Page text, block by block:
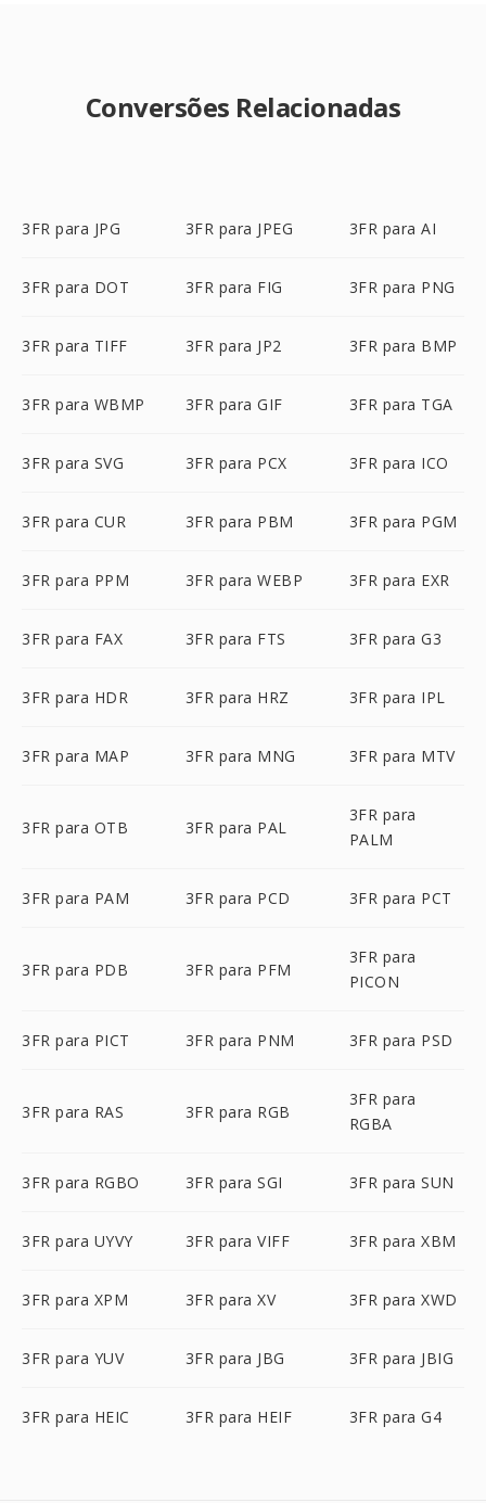
Conversões Relacionadas
3FR para JPG 3FR para JPEG 3FR para AI
3FR para DOT 3FR para FIG 3FR para PNG
3FR para TIFF 3FR para JP2 3FR para BMP
3FR para WBMP 3FR para GIF 3FR para TGA
3FR para SVG 3FR para PCX 3FR para ICO
3FR para CUR 3FR para PBM 3FR para PGM
3FR para PPM 3FR para WEBP 3FR para EXR
3FR para FAX 3FR para FTS 3FR para G3
3FR para HDR 3FR para HRZ 3FR para IPL
3FR para MAP 3FR para MNG 3FR para MTV
3FR para OTB 3FR para PAL
3FR para
PALM
3FR para PAM 3FR para PCD 3FR para PCT
3FR para PDB 3FR para PFM
3FR para
PICON
3FR para PICT 3FR para PNM 3FR para PSD
3FR para RAS 3FR para RGB
3FR para
RGBA
3FR para RGBO 3FR para SGI 3FR para SUN
3FR para UYVY 3FR para VIFF 3FR para XBM
3FR para XPM 3FR para XV 3FR para XWD
3FR para YUV 3FR para JBG 3FR para JBIG
3FR para HEIC 3FR para HEIF 3FR para G4